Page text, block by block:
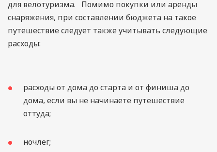
для велотуризма. Помимо покупки или аренды
снаряжения, при составлении бюджета на такое
путешествие следует также учитывать следующие
расходы:
расходы от дома до старта и от финиша до
дома, если вы не начинаете путешествие
оттуда;
ночлег;